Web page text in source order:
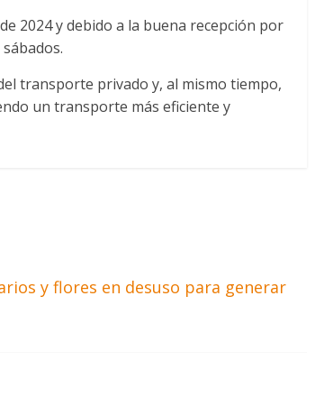
2024 y debido a la buena recepción por
transporte privado y, al mismo tiempo,
un transporte más eficiente y
y flores en desuso para generar